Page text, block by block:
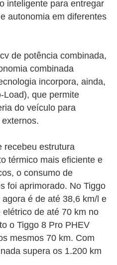
inteligente para entregar
autonomia em diferentes
de potência combinada,
combinada
incorpora, ainda,
Load), que permite
do veículo para
recebeu estrutura
térmico mais eficiente e
o consumo de
foi aprimorado. No Tiggo
é de até 38,6 km/l e
de até 70 km no
o Tiggo 8 Pro PHEV
mesmos 70 km. Com
supera os 1.200 km